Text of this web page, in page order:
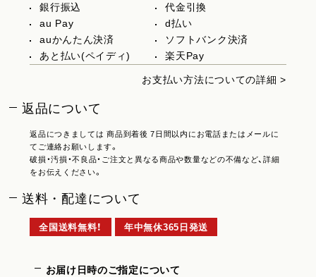
銀行振込
代金引換
au Pay
d払い
auかんたん決済
ソフトバンク決済
あと払い(ペイディ)
楽天Pay
お支払い方法についての詳細 >
返品について
返品につきましては 商品到着後 7日間以内にお電話またはメールに
てご連絡お願いします。
破損・汚損・不良品・ご注文と異なる商品や数量などの不備など、詳細
をお伝えください。
送料・配達について
全国送料無料！ 年中無休365日発送
お届け日時のご指定について